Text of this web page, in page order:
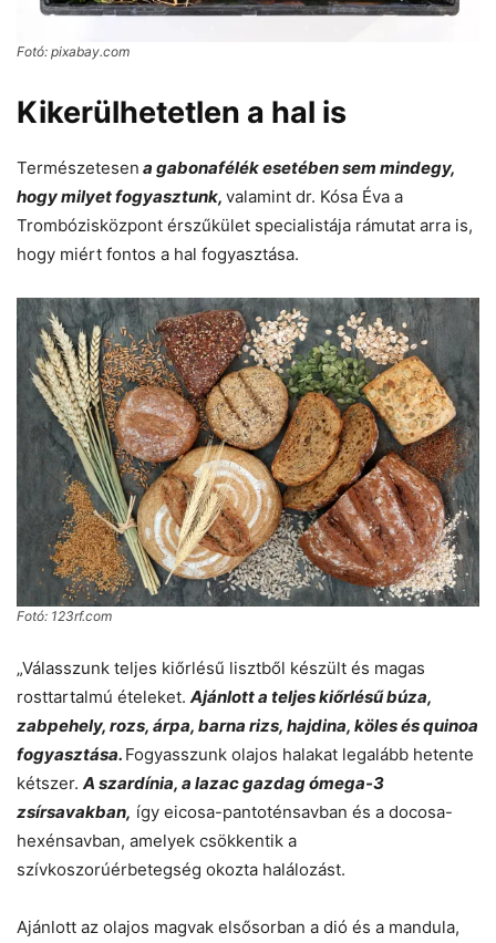
Fotó: pixabay.com
Kikerülhetetlen a hal is
Természetesen a gabonafélék esetében sem mindegy,
hogy milyet fogyasztunk, valamint dr. Kósa Éva a
Trombózisközpont érszűkület specialistája rámutat arra is,
hogy miért fontos a hal fogyasztása.
Fotó: 123rf.com
„Válasszunk teljes kiőrlésű lisztből készült és magas
rosttartalmú ételeket. Ajánlott a teljes kiőrlésű búza,
zabpehely, rozs, árpa, barna rizs, hajdina, köles és quinoa
fogyasztása. Fogyasszunk olajos halakat legalább hetente
kétszer. A szardínia, a lazac gazdag ómega-3
zsírsavakban, így eicosa-pantoténsavban és a docosa-
hexénsavban, amelyek csökkentik a
szívkoszorúérbetegség okozta halálozást.
Ajánlott az olajos magvak elsősorban a dió és a mandula,